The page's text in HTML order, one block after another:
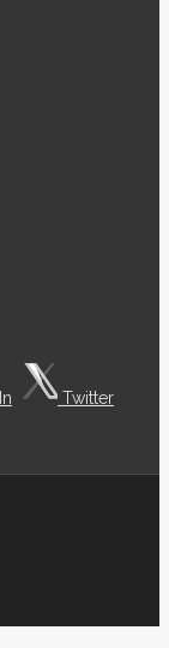
Twitter